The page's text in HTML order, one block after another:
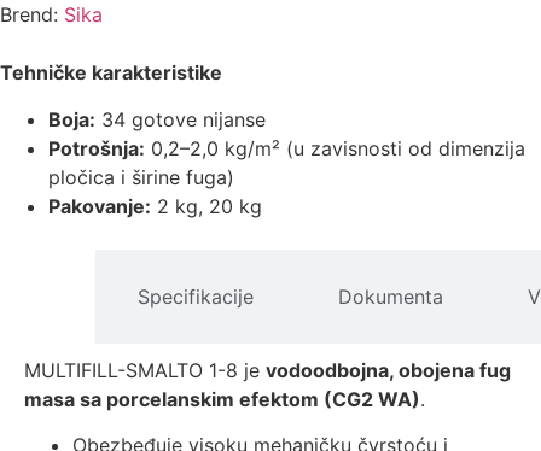
Brend: Sika
Tehničke karakteristike
Boja: 34 gotove nijanse
Potrošnja: 0,2–2,0 kg/m² (u zavisnosti od dimenzija
pločica i širine fuga)
Pakovanje: 2 kg, 20 kg
Specifikacije Dokumenta
MULTIFILL-SMALTO 1-8 je vodoodbojna, obojena fug
masa sa porcelanskim efektom (CG2 WA).
Obezbeđuje visoku mehaničku čvrstoću i